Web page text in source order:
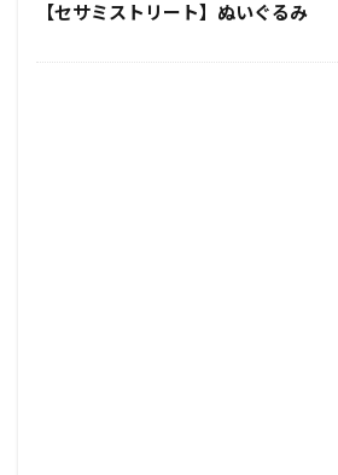
【セサミストリート】ぬいぐるみ